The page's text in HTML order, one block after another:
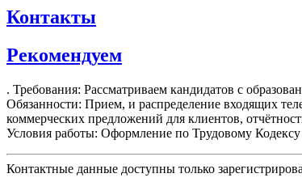
Контакты
Рекомендуем
. Требования: Рассматриваем кандидатов с
Обязанности: Прием, и распределение входящих
коммерческих предложений для клиентов,
Условия работы: Оформление по Трудовому
Контактные данные доступны только